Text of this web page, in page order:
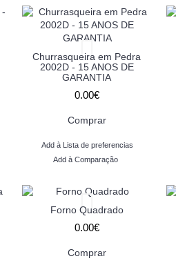
Churrasqueira em Pedra
2002D - 15 ANOS DE
GARANTIA
0.00€
Comprar
Add à Lista de preferencias
Add à Comparação
Forno Quadrado
0.00€
Comprar